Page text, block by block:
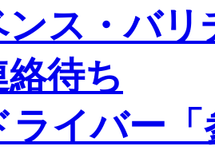
ンス・バ
待ち
ライバー